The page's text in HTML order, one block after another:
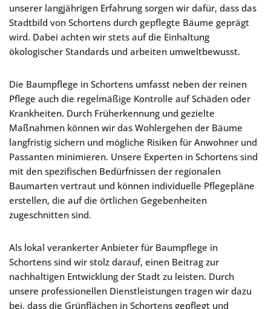
unserer langjährigen Erfahrung sorgen wir dafür, dass das
Stadtbild von Schortens durch gepflegte Bäume geprägt
wird. Dabei achten wir stets auf die Einhaltung
ökologischer Standards und arbeiten umweltbewusst.
Die Baumpflege in Schortens umfasst neben der reinen
Pflege auch die regelmäßige Kontrolle auf Schäden oder
Krankheiten. Durch Früherkennung und gezielte
Maßnahmen können wir das Wohlergehen der Bäume
langfristig sichern und mögliche Risiken für Anwohner und
Passanten minimieren. Unsere Experten in Schortens sind
mit den spezifischen Bedürfnissen der regionalen
Baumarten vertraut und können individuelle Pflegepläne
erstellen, die auf die örtlichen Gegebenheiten
zugeschnitten sind.
Als lokal verankerter Anbieter für Baumpflege in
Schortens sind wir stolz darauf, einen Beitrag zur
nachhaltigen Entwicklung der Stadt zu leisten. Durch
unsere professionellen Dienstleistungen tragen wir dazu
bei, dass die Grünflächen in Schortens gepflegt und